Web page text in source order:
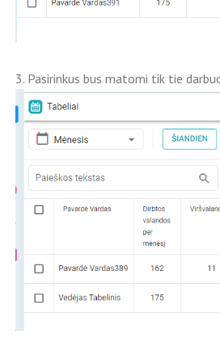
3. Pasirinkus bus matomi tik tie